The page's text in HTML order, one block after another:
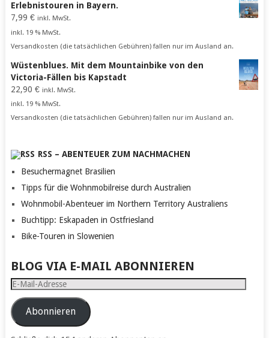
Erlebnistouren in Bayern.
7,99 € inkl. MwSt.
inkl. 19 % MwSt.
Versandkosten (die tatsächlichen Gebühren) fallen nur im Ausland an.
Wüstenblues. Mit dem Mountainbike von den
Victoria-Fällen bis Kapstadt
22,90 € inkl. MwSt.
inkl. 19 % MwSt.
Versandkosten (die tatsächlichen Gebühren) fallen nur im Ausland an.
RSS – ABENTEUER ZUM NACHMACHEN
Besuchermagnet Brasilien
Tipps für die Wohnmobilreise durch Australien
Wohnmobil-Abenteuer im Northern Territory Australiens
Buchtipp: Eskapaden in Ostfriesland
Bike-Touren in Slowenien
BLOG VIA E-MAIL ABONNIEREN
E-
Mail-
AdresseAbonnieren